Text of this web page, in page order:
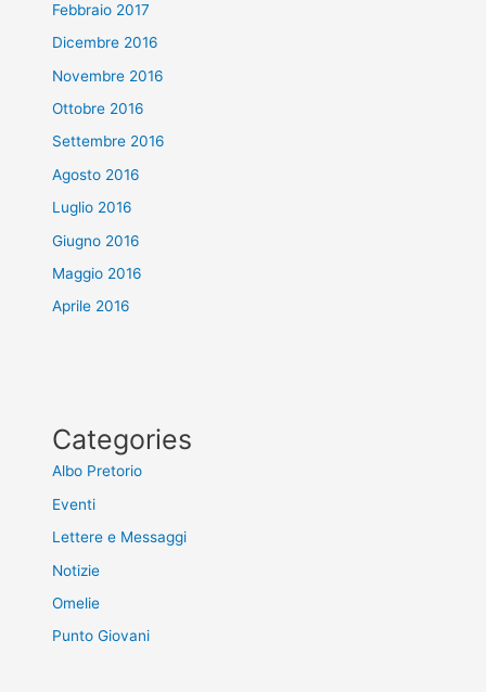
Febbraio 2017
Dicembre 2016
Novembre 2016
Ottobre 2016
Settembre 2016
Agosto 2016
Luglio 2016
Giugno 2016
Maggio 2016
Aprile 2016
Categories
Albo Pretorio
Eventi
Lettere e Messaggi
Notizie
Omelie
Punto Giovani